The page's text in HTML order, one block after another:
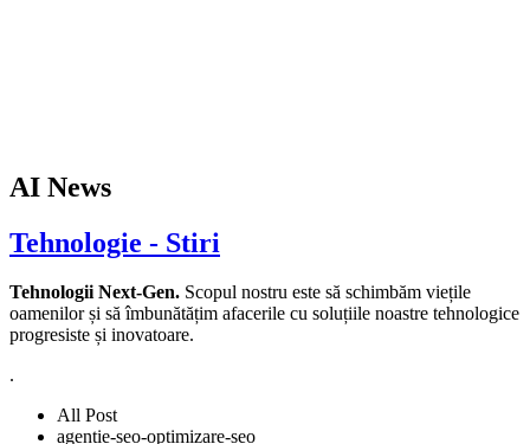
AI News
Tehnologie - Stiri
Tehnologii Next-Gen. Scopul nostru este să schimbăm viețile
oamenilor și să îmbunătățim afacerile cu soluțiile noastre tehnologice
progresiste și inovatoare.
.
All Post
agentie-seo-optimizare-seo